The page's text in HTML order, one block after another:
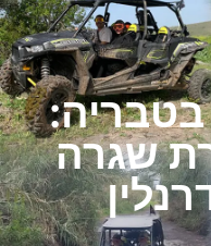
בטבריה:
שגרה